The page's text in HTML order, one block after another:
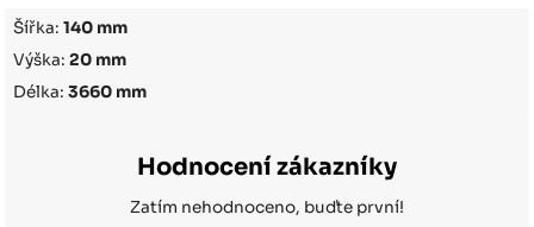
Šířka:140 mm
Výška:20 mm
Délka:3660 mm
Hodnocení zákazníky
Zatím nehodnoceno, buďte první!